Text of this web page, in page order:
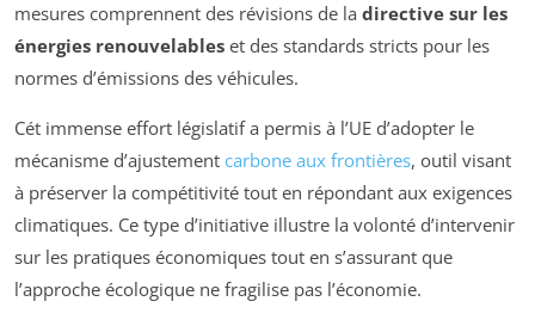
mesures comprennent des révisions de la directive sur les
énergies renouvelables et des standards stricts pour les
normes d’émissions des véhicules.
Cét immense effort législatif a permis à l’UE d’adopter le
mécanisme d’ajustement carbone aux frontières, outil visant
à préserver la compétitivité tout en répondant aux exigences
climatiques. Ce type d’initiative illustre la volonté d’intervenir
sur les pratiques économiques tout en s’assurant que
l’approche écologique ne fragilise pas l’économie.